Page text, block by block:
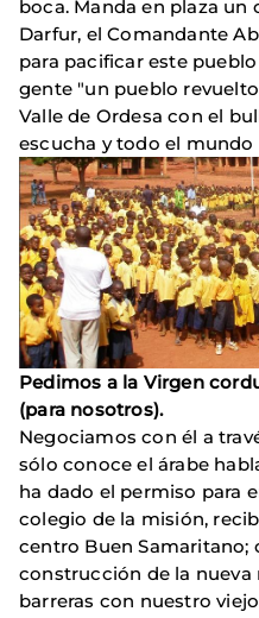
boca. Manda en plaza
Darfur, el Comandante
para pacificar este
gente "un pueblo
Valle de Ordesa con el
escucha y todo el mundo
Pedimos a la Virgen
(para nosotros).
Negociamos con él a
sólo conoce el árabe
ha dado el permiso para
colegio de la misión,
centro Buen Samaritano;
construcción de la nueva
barreras con nuestro